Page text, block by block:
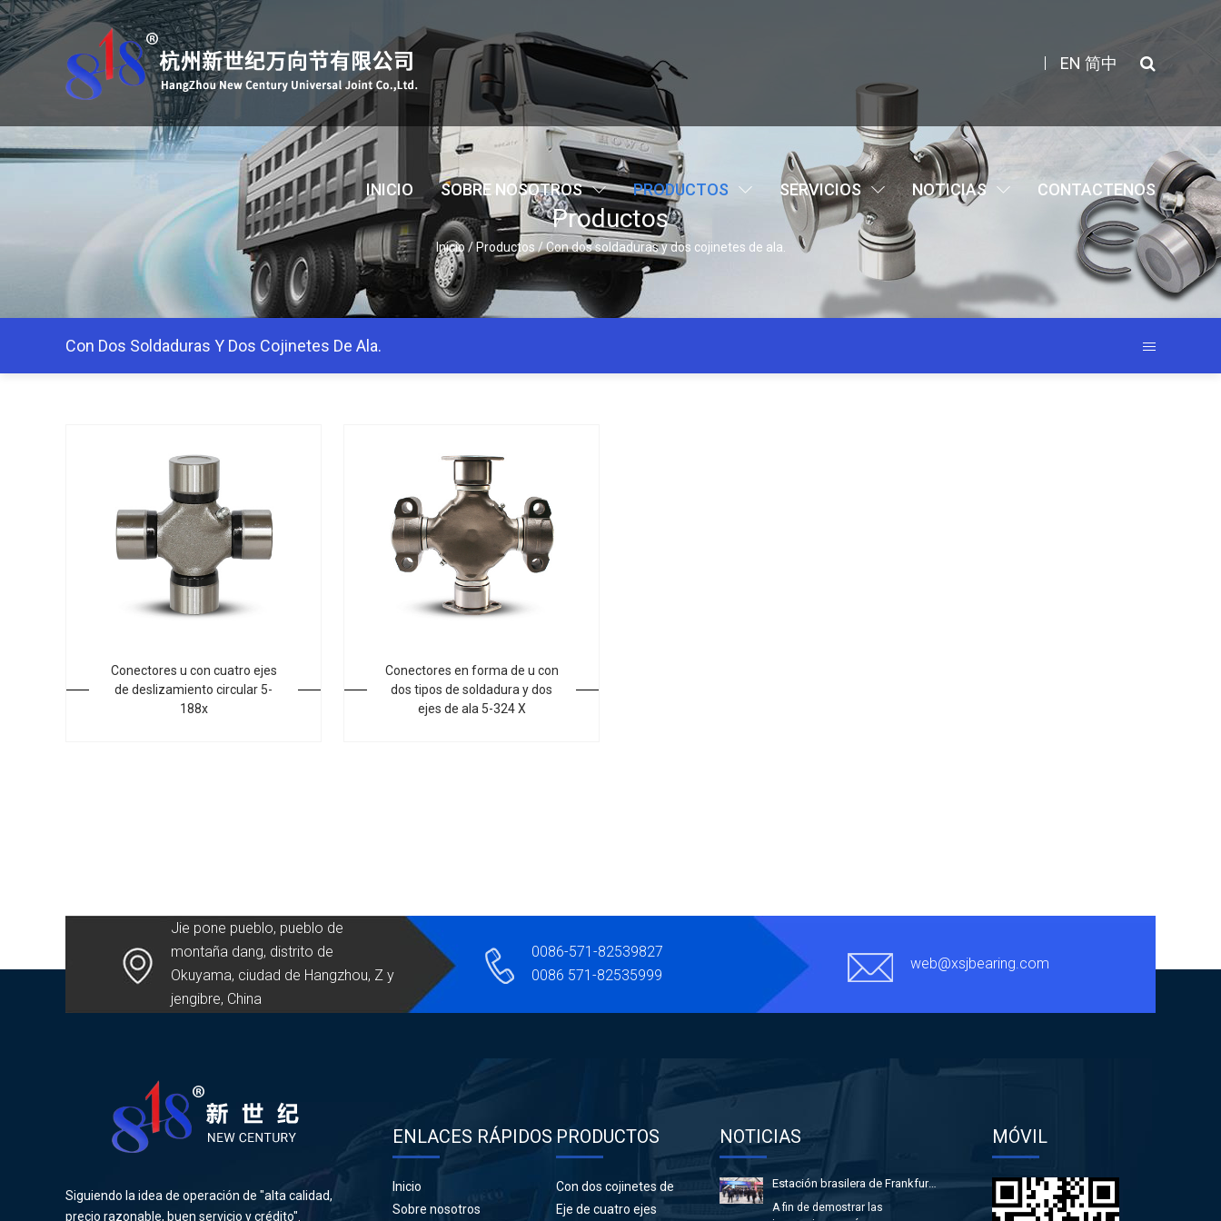
EN 简中
INICIO SOBRE NOSOTROS PRODUCTOS SERVICIOS NOTICIAS CONTACTENOS
Productos
Inicio /Productos /Con dos soldaduras y dos cojinetes de ala.
Con Dos Soldaduras Y Dos Cojinetes De Ala.
Conectores u con cuatro ejes
de deslizamiento circular 5-
188x
Conectores en forma de u con
dos tipos de soldadura y dos
ejes de ala 5-324 X
Jie pone pueblo, pueblo de
montaña dang, distrito de
Okuyama, ciudad de Hangzhou, Z y
jengibre, China
0086-571-82539827
0086 571-82535999
web@xsjbearing.com
Siguiendo la idea de operación de "alta calidad,
precio razonable, buen servicio y crédito".
ENLACES RÁPIDOS
Inicio
Sobre nosotros
PRODUCTOS
Con dos cojinetes de
deslizamiento circular y dos
Eje de cuatro ejes
NOTICIAS
Estación brasilera de Frankfurt,abril 2019.
A fin de demostrar las
MÓVIL